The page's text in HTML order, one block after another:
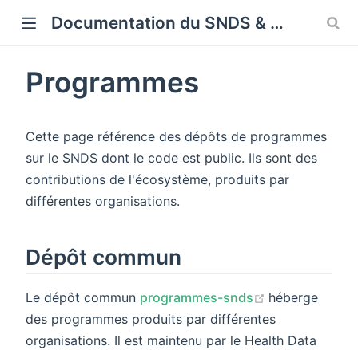
Documentation du SNDS & SNDS OMOP
Programmes
Cette page référence des dépôts de programmes
sur le SNDS dont le code est public. Ils sont des
contributions de l'écosystème, produits par
différentes organisations.
Dépôt commun
Le dépôt commun programmes-snds (opens new
héberge
des programmes produits par différentes
organisations. Il est maintenu par le Health Data